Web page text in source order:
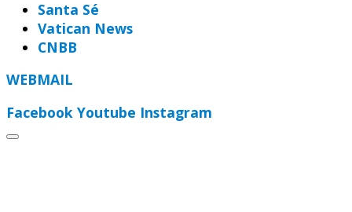
Santa Sé
Vatican News
CNBB
WEBMAIL
Facebook Youtube Instagram